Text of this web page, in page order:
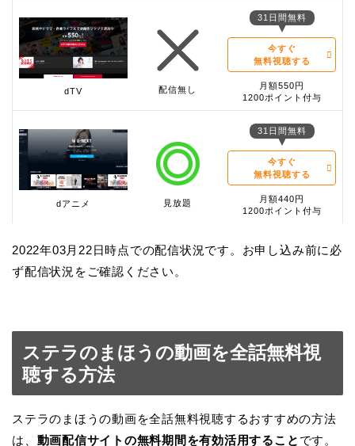
dTV 配信無し
31日間無料
今すぐ
無料視聴する
月額550円
1200ポイント付与
dアニメ 見放題
31日間無料
今すぐ
無料視聴する
月額440円
1200ポイント付与
2022年03月22日時点での配信状況です。お申し込み前に必
ず配信状況をご確認ください。
ステラのまほうの動画を全話無料視
聴する方法
ステラのまほうの動画を全話無料視聴するおすすめの方法
は、 動画配信サイトの無料期間を有効活用すること です。